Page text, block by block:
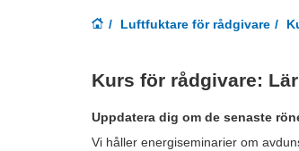
Luftfuktare för rådgivare
Kurs för rådgivare:
Uppdatera dig om de senaste
Vi håller energiseminarier om